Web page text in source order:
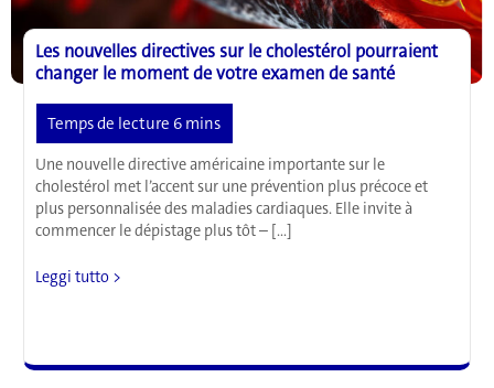
Les nouvelles directives sur le cholestérol pourraient
changer le moment de votre examen de santé
Une nouvelle directive américaine importante sur le
cholestérol met l’accent sur une prévention plus précoce et
plus personnalisée des maladies cardiaques. Elle invite à
commencer le dépistage plus tôt – […]
Les
le
Leggi tutto >